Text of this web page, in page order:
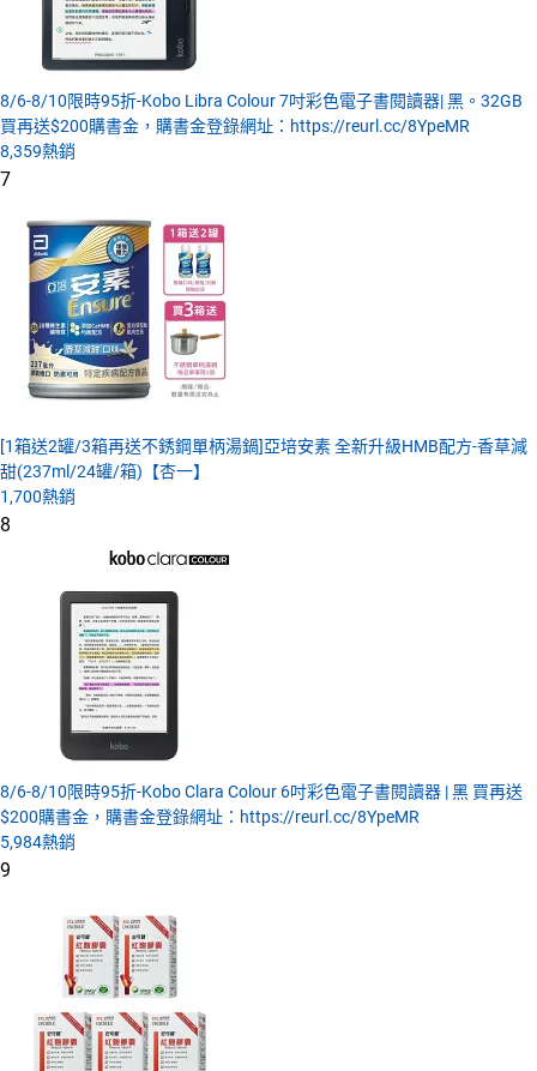
8/6-8/10限時95折-Kobo Libra Colour 7吋彩色電子書閱讀器| 黑。32GB
買再送$200購書金，購書金登錄網址：https://reurl.cc/8YpeMR
8,359熱銷
7
[1箱送2罐/3箱再送不銹鋼單柄湯鍋]亞培安素 全新升級HMB配方-香草減
甜(237ml/24罐/箱)【杏一】
1,700熱銷
8
8/6-8/10限時95折-Kobo Clara Colour 6吋彩色電子書閱讀器 | 黑 買再送
$200購書金，購書金登錄網址：https://reurl.cc/8YpeMR
5,984熱銷
9